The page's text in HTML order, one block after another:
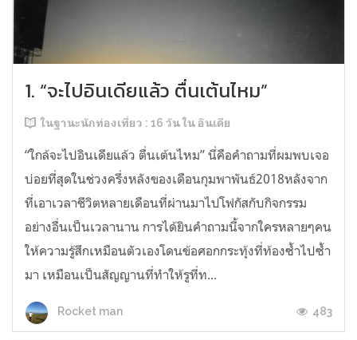
1. “จะไปอินเดียแล้ว ตื่นเต้นไหม”
ในฐานะนักท่องเที่ยว : 16 วัน ใน อินเดีย
“ใกล้จะไปอินเดียแล้ว ตื่นเต้นไหม” นี่คือคำถามที่ผมพบเจอ
บ่อยที่สุดในช่วงครึ่งหลังของเดือนกุมพาพันธ์2018หลังจาก
ที่เอาเวลาชีวิตหลายเดือนที่ผ่านมาไปโฟกัสกับกิจกรรม
อย่างอื่นเป็นเวลานาน การได้ยินคำถามนี้จากใครหลายๆคน
ให้ความรู้สึกเหมือนตัวเองโดนข้อศอกกระทุ้งที่ท้องซ้ำไปซ้ำ
มา เหมือนเป็นสัญญานที่ทำให้รูที่ท...
Rocket man 483